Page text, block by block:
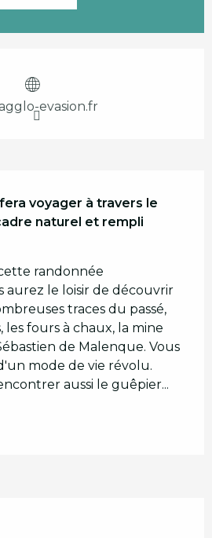
evasion.fr
voyager à travers le
naturel et rempli
randonnée
aurez le loisir de découvrir
traces du passé,
les fours à chaux, la mine
de Malenque. Vous
mode de vie révolu.
aussi le guêpier...